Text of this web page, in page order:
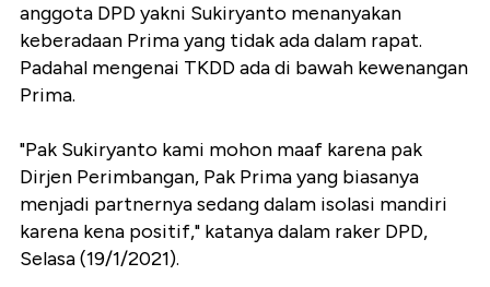
anggota DPD yakni Sukiryanto menanyakan
keberadaan Prima yang tidak ada dalam rapat.
Padahal mengenai TKDD ada di bawah kewenangan
Prima.
"Pak Sukiryanto kami mohon maaf karena pak
Dirjen Perimbangan, Pak Prima yang biasanya
menjadi partnernya sedang dalam isolasi mandiri
karena kena positif," katanya dalam raker DPD,
Selasa (19/1/2021).